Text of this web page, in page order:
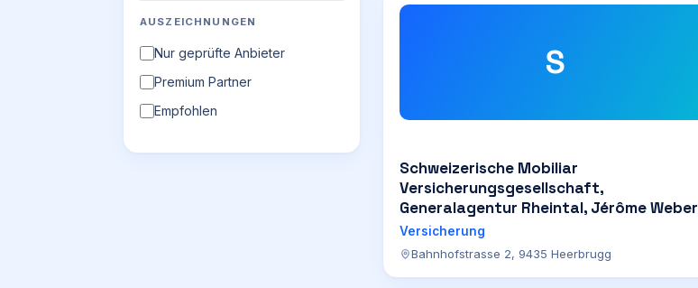
AUSZEICHNUNGEN
Nur geprüfte Anbieter
Premium Partner
Empfohlen
S
Schweizerische Mobiliar
Versicherungsgesellschaft,
Generalagentur Rheintal, Jérôme Weber
Versicherung
Bahnhofstrasse 2, 9435 Heerbrugg